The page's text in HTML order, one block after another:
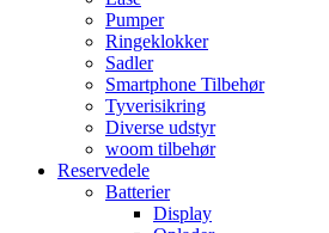
Pumper
Ringeklokker
Sadler
Smartphone Tilbehør
Tyverisikring
Diverse udstyr
woom tilbehør
Reservedele
Batterier
Display